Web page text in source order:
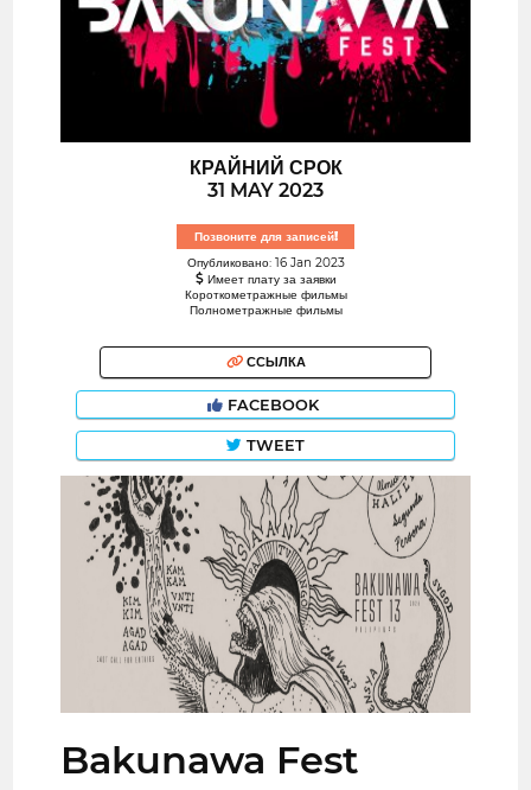
КРАЙНИЙ СРОК
31 MAY 2023
Позвоните для записей!
Опубликовано: 16 Jan 2023
Имеет плату за заявки
Короткометражные фильмы
Полнометражные фильмы
ССЫЛКА
FACEBOOK
TWEET
Bakunawa Fest